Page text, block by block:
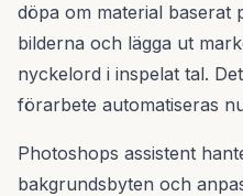
döpa om material baserat
bilderna och lägga ut
nyckelord i inspelat tal.
förarbete automatiseras
Photoshops assistent
bakgrundsbyten och